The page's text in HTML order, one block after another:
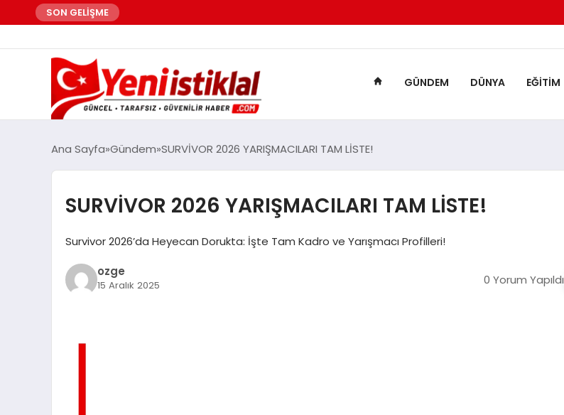
SON GELİŞME
GÜNDEM DÜNYA EĞITIM
Ana Sayfa Gündem SURVİVOR 2026 YARIŞMACILARI TAM LİSTE!
SURVİVOR 2026 YARIŞMACILARI TAM LİSTE!
Survivor 2026’da Heyecan Dorukta: İşte Tam Kadro ve Yarışmacı Profilleri!
ozge
15 Aralık 2025 0 Yorum Yapıldı